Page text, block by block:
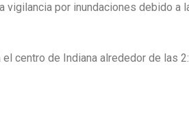
vigilancia por inundaciones debido a
centro de Indiana alrededor de las